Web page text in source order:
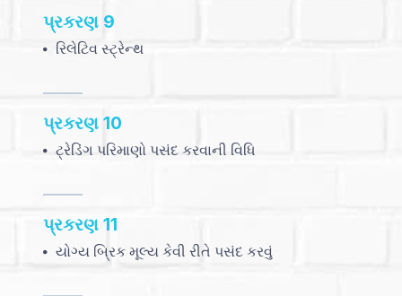
Publisher
Definedge
પ્રકરણ 9
રિલેટિવ સ્ટ્રેન્થ
પ્રકરણ 10
ટ્રેડિંગ પરિમાણો પસંદ કરવાની વિધિ
પ્રકરણ 11
યોગ્ય બ્રિક મૂલ્ય કેવી રીતે પસંદ કરવું